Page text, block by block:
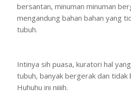
bersantan, minuman minuman
mengandung bahan bahan yang
tubuh.
Intinya sih puasa, kuratori hal
tubuh, banyak bergerak dan tidak
Huhuhu ini niiiih.